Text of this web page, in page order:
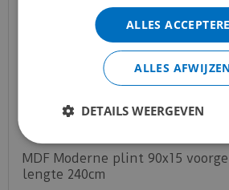
MDF Moderne plint 90x15
lengte 240cm
gewend bent.
Voor vragen kan je ons
ALLES
ALLES
DETAILS WEERGEVEN